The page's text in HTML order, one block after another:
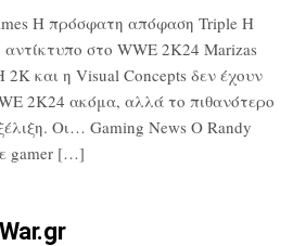
Η πρόσφατη απόφαση Triple H
αντίκτυπο στο WWE 2K24 Marizas
και η Visual Concepts δεν έχουν
2K24 ακόμα, αλλά το πιθανότερο
Οι… Gaming News Ο Randy
gamer […]